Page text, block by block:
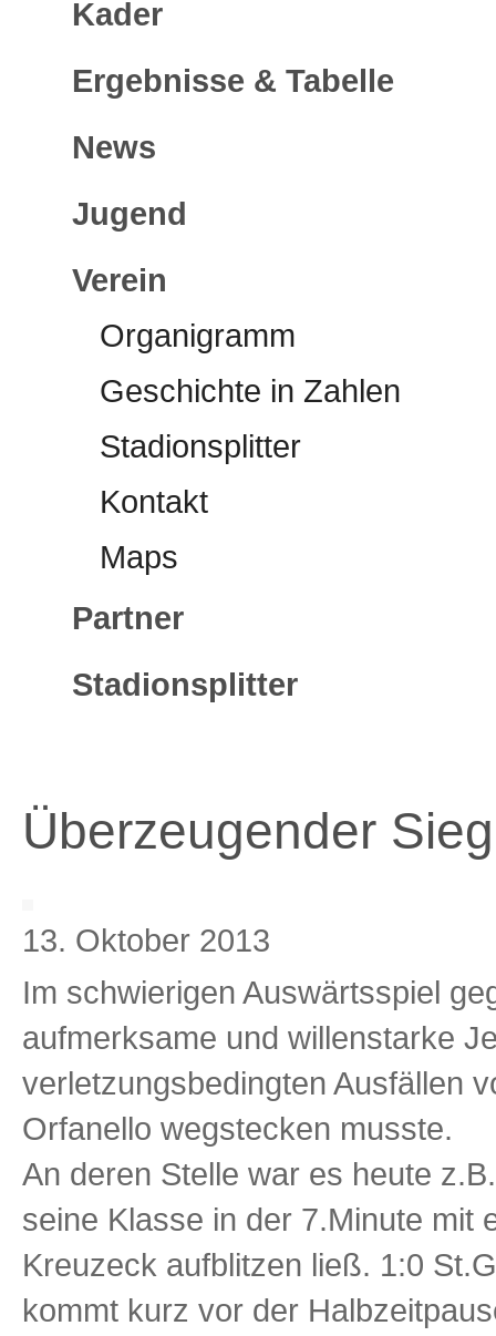
Kader
Ergebnisse & Tabelle
News
Jugend
Verein
Organigramm
Geschichte in Zahlen
Stadionsplitter
Kontakt
Maps
Partner
Stadionsplitter
Überzeugender
13. Oktober 2013
Im schwierigen Auswärtsspiel
aufmerksame und willenstarke
verletzungsbedingten Ausfällen
Orfanello wegstecken musste.
An deren Stelle war es heute
seine Klasse in der 7.Minute mit
Kreuzeck aufblitzen ließ. 1:0
kommt kurz vor der